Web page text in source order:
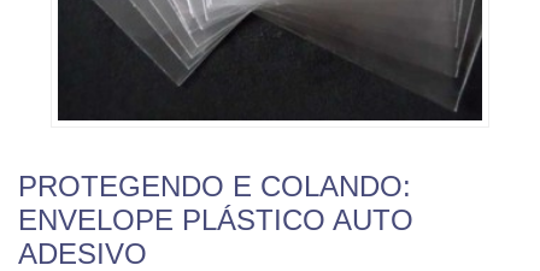
PROTEGENDO E COLANDO:
ENVELOPE PLÁSTICO AUTO
ADESIVO